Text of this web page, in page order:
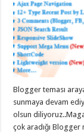
taşımacılık,
evden
taşımacılık,
gaziantep
evden
taşımacılık,
gaziantep
evden
taşımacılık,
gaziantep
Blogger teması
sunmaya devam
olsun
çok aradığı Blogger